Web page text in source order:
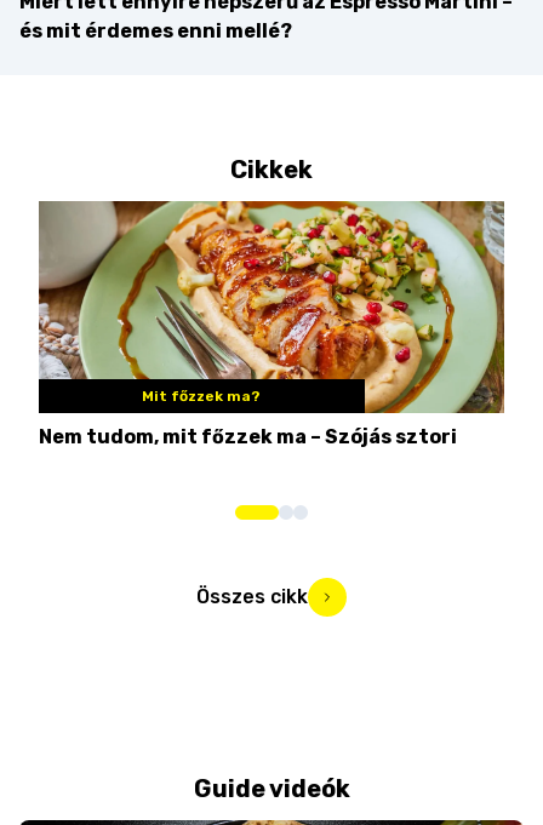
és mit érdemes enni mellé?
Cikkek
Mit főzzek ma?
Nem tudom, mit főzzek ma – Szójás sztori
Összes cikk
Guide videók